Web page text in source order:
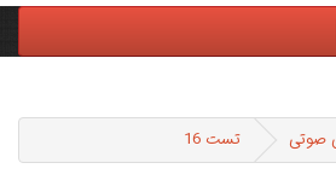
صوتی تست 16